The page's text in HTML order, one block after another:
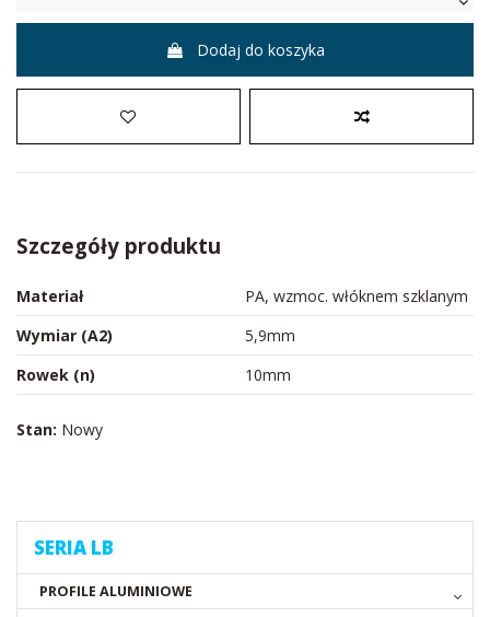
Dodaj do koszyka
Szczegóły produktu
Materiał
PA, wzmoc. włóknem szklanym
Wymiar (A2)
5,9mm
Rowek (n)
10mm
Stan: Nowy
SERIA LB
PROFILE ALUMINIOWE